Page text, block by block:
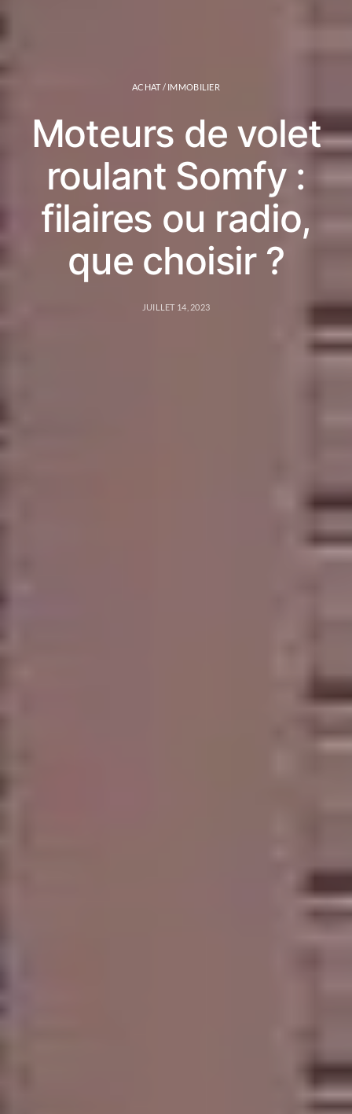
ACHAT / IMMOBILIER
Moteurs de volet
roulant Somfy :
filaires ou radio,
que choisir ?
JUILLET 14, 2023